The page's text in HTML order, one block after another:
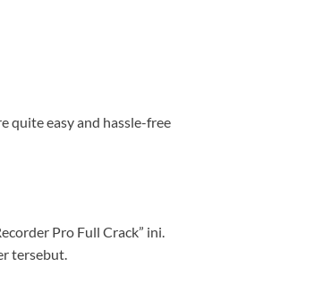
quite easy and hassle-free
Pro Full Crack” ini.
tersebut.